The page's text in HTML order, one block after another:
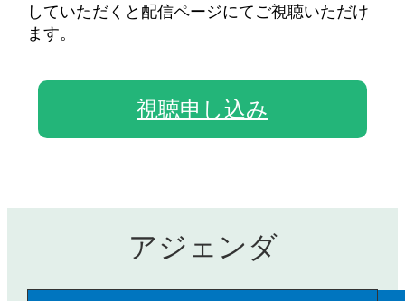
していただくと配信ページにてご視聴いただけ
ます。
視聴申し込み
アジェンダ